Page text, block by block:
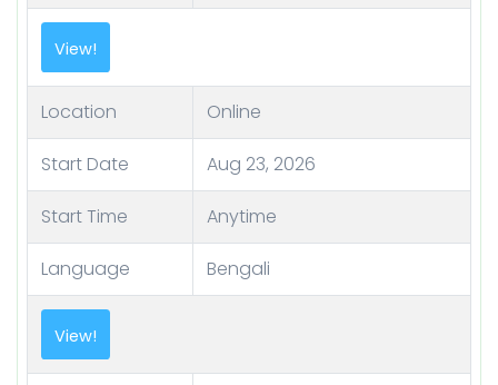
View!
Location Online
Start Date Aug 23, 2026
Start Time Anytime
Language Bengali
View!